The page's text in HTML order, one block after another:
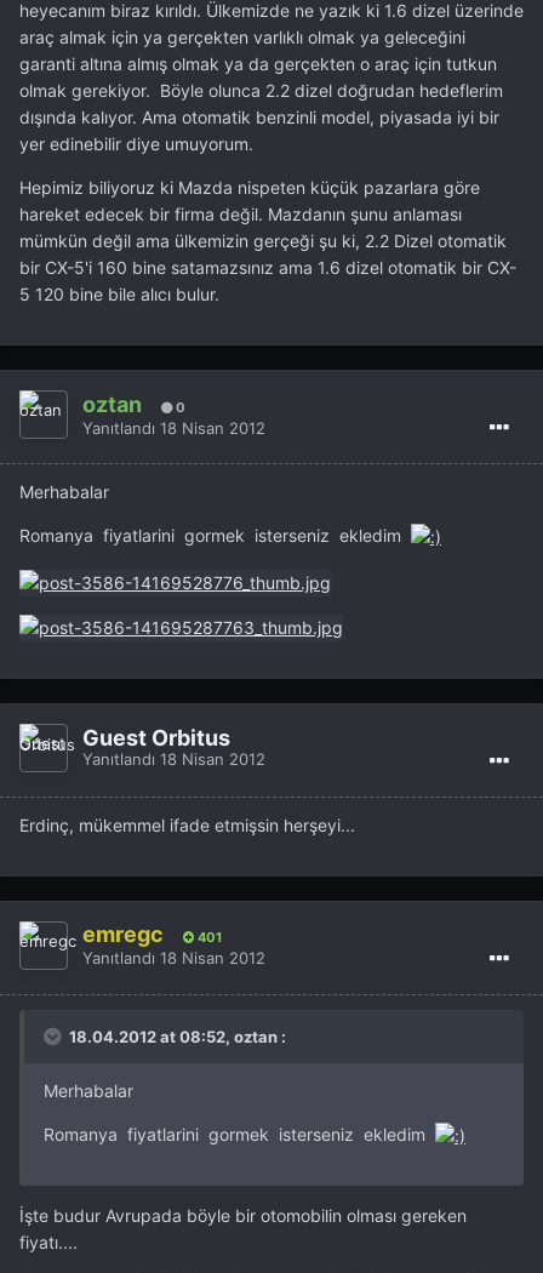
heyecanım biraz kırıldı. Ülkemizde ne yazık ki 1.6 dizel üzerinde
araç almak için ya gerçekten varlıklı olmak ya geleceğini
garanti altına almış olmak ya da gerçekten o araç için tutkun
olmak gerekiyor. Böyle olunca 2.2 dizel doğrudan hedeflerim
dışında kalıyor. Ama otomatik benzinli model, piyasada iyi bir
yer edinebilir diye umuyorum.
Hepimiz biliyoruz ki Mazda nispeten küçük pazarlara göre
hareket edecek bir firma değil. Mazdanın şunu anlaması
mümkün değil ama ülkemizin gerçeği şu ki, 2.2 Dizel otomatik
bir CX-5'i 160 bine satamazsınız ama 1.6 dizel otomatik bir CX-
5 120 bine bile alıcı bulur.
oztan 0
Yanıtlandı 18 Nisan 2012
Merhabalar
Romanya fiyatlarini gormek isterseniz ekledim
Guest Orbitus
Yanıtlandı 18 Nisan 2012
Erdinç, mükemmel ifade etmişsin herşeyi...
emregc 401
Yanıtlandı 18 Nisan 2012
18.04.2012 at 08:52, oztan :
Merhabalar
Romanya fiyatlarini gormek isterseniz ekledim
İşte budur Avrupada böyle bir otomobilin olması gereken
fiyatı....